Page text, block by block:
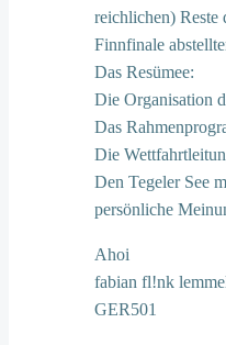
reichlichen) Reste
Finnfinale
Das Resümee:
Die Organisation
Das
Die
Den Tegeler See
persönliche
Ahoi
fabian fl!nk
GER501